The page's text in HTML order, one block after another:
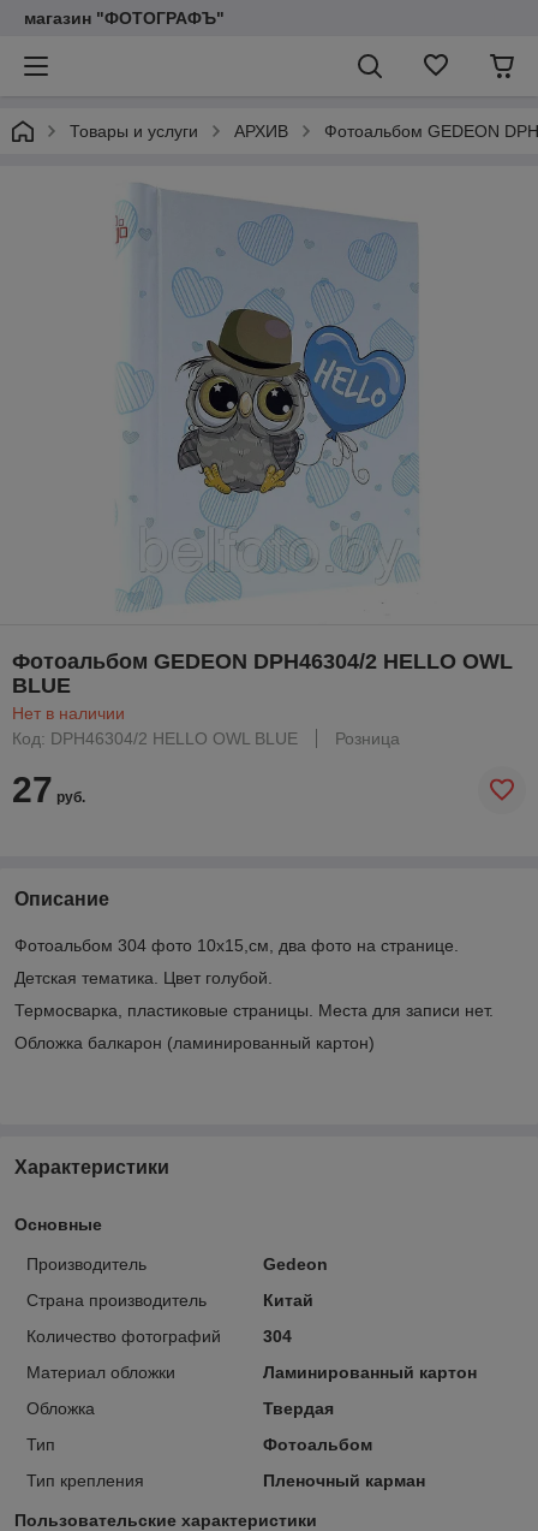
магазин "ФОТОГРАФЪ"
Товары и услуги АРХИВ Фотоальбом GEDEON
Фотоальбом GEDEON DPH46304/2 HELLO OWL
BLUE
Нет в наличии
Код: DPH46304/2 HELLO OWL BLUE
Розница
27 руб.
Описание
Фотоальбом 304 фото 10х15,см, два фото на странице.
Детская тематика. Цвет голубой.
Термосварка, пластиковые страницы. Места для записи нет.
Обложка балкарон (ламинированный картон)
Характеристики
Основные
Производитель
Gedeon
Страна производитель
Китай
Количество фотографий
304
Материал обложки
Ламинированный картон
Обложка
Твердая
Тип
Фотоальбом
Тип крепления
Пленочный карман
Пользовательские характеристики